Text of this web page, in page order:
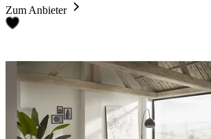
Zum Anbieter